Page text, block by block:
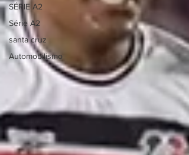
SÉRIE A2
Série A2
santa cruz
Automobilismo